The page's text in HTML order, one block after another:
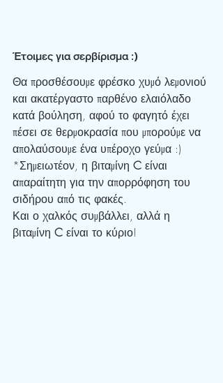
Έτοιμες για σερβίρισμα :)
Θα προσθέσουμε φρέσκο χυμό λεμονιού
και ακατέργαστο παρθένο ελαιόλαδο
κατά βούληση, αφού το φαγητό έχει
πέσει σε θερμοκρασία που μπορούμε να
απολαύσουμε ένα υπέροχο γεύμα :)
*Σημειωτέον, η βιταμίνη C είναι
απαραίτητη για την απορρόφηση του
σιδήρου από τις φακές.
Και ο χαλκός συμβάλλει, αλλά η
βιταμίνη C είναι το κύριο!